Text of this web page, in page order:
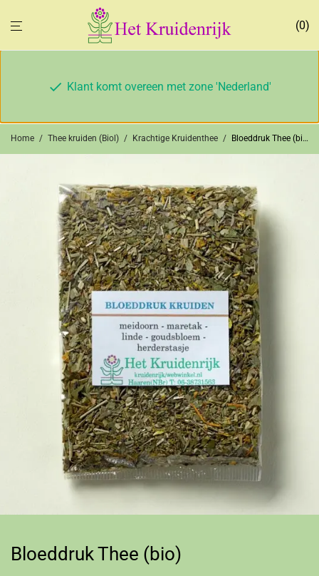
0
Klant komt overeen met zone 'Nederland'
Home / Thee kruiden (Biol) / Krachtige Kruidenthee / Bloeddruk Thee (bio)
Bloeddruk Thee (bio)